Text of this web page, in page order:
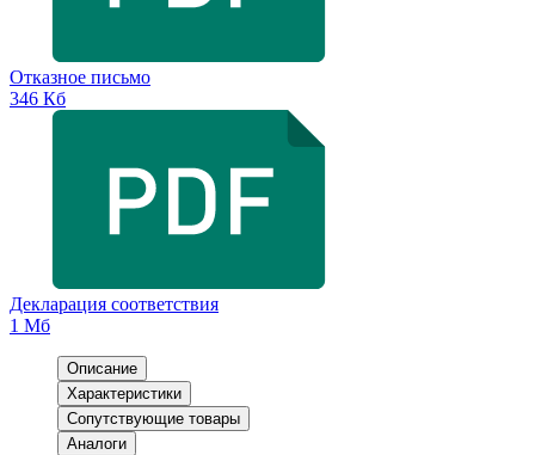
Отказное письмо
346 Кб
Декларация соответствия
1 Мб
Описание
Характеристики
Сопутствующие товары
Аналоги